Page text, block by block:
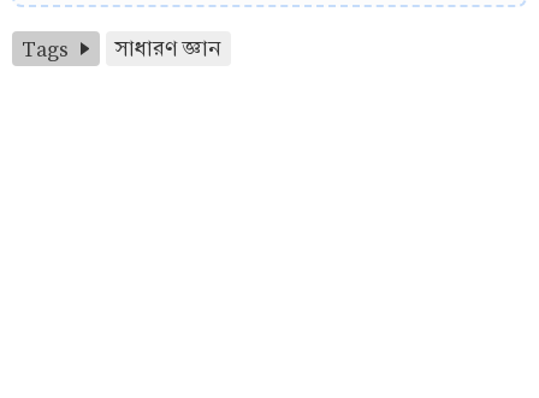
Tags সাধারণ জ্ঞান